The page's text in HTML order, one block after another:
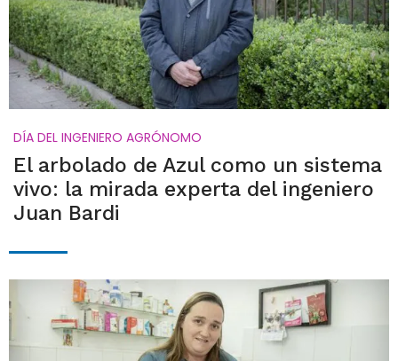
DÍA DEL INGENIERO AGRÓNOMO
El arbolado de Azul como un sistema
vivo: la mirada experta del ingeniero
Juan Bardi